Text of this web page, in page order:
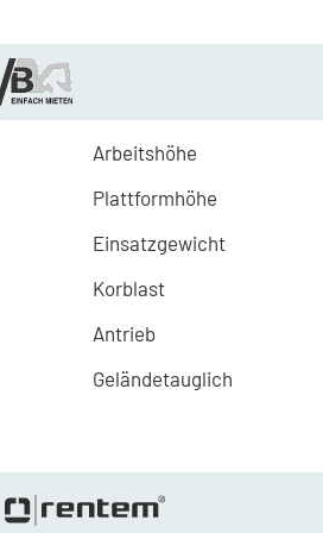
Arbeitshöhe
Plattformhöhe
Einsatzgewicht
Korblast
Antrieb
Geländetauglich